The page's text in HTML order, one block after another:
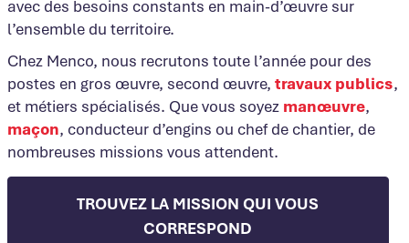
avec des besoins constants en main-d’œuvre sur
l’ensemble du territoire.
Chez Menco, nous recrutons toute l’année pour des
postes en gros œuvre, second œuvre, travaux publics,
et métiers spécialisés. Que vous soyez manœuvre,
maçon, conducteur d’engins ou chef de chantier, de
nombreuses missions vous attendent.
TROUVEZ LA MISSION QUI VOUS
CORRESPOND